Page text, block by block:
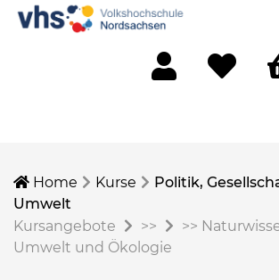
Home Kurse
Politik,
Umwelt
Kursangebote
>> >>
Umwelt und Ökologie